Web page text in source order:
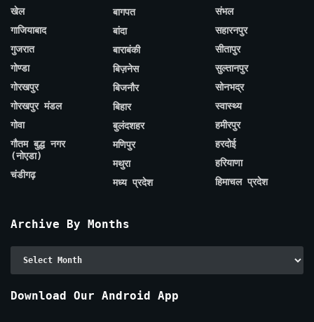
खेल
गाजियाबाद
गुजरात
गोण्डा
गोरखपुर
गोरखपुर मंडल
गोवा
गौतम बुद्ध नगर
(नोएडा)
चंडीगढ़
बागपत
बांदा
बाराबंकी
बिज़नेस
बिजनौर
बिहार
बुलंदशहर
मणिपुर
मथुरा
मध्य प्रदेश
संभल
सहारनपुर
सीतापुर
सुल्तानपुर
सोनभद्र
स्वास्थ्य
हमीरपुर
हरदोई
हरियाणा
हिमाचल प्रदेश
Archive By Months
Download Our Android App